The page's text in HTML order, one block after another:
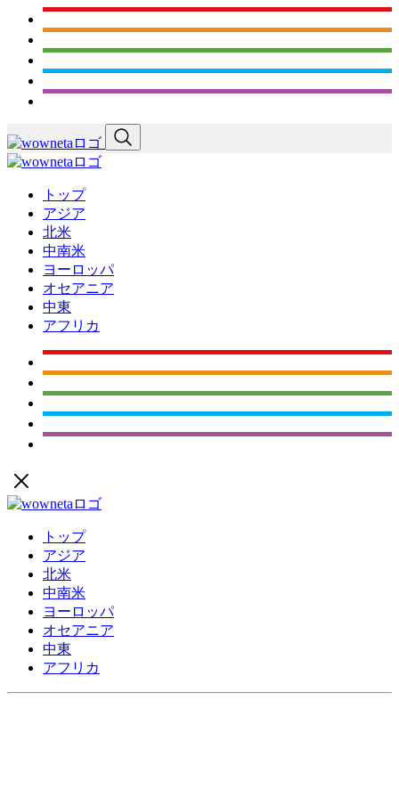
トップ
アジア
北米
中南米
ヨーロッパ
オセアニア
中東
アフリカ
トップ
アジア
北米
中南米
ヨーロッパ
オセアニア
中東
アフリカ